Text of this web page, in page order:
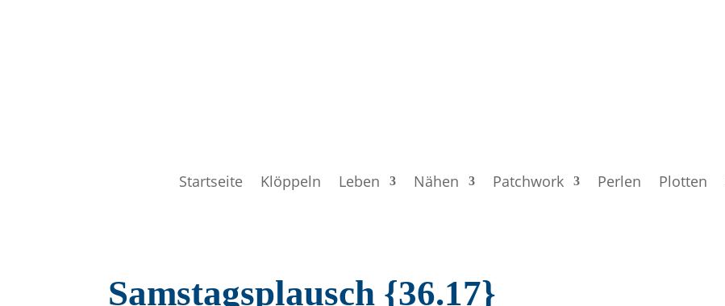
Startseite Klöppeln Leben Nähen Patchwork Perlen Plotten
Samstagsplausch {36.17}